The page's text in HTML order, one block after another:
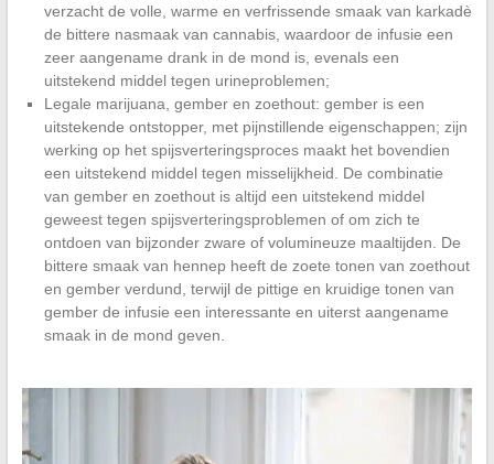
verzacht de volle, warme en verfrissende smaak van karkadè
de bittere nasmaak van cannabis, waardoor de infusie een
zeer aangename drank in de mond is, evenals een
uitstekend middel tegen urineproblemen;
Legale marijuana, gember en zoethout: gember is een
uitstekende ontstopper, met pijnstillende eigenschappen; zijn
werking op het spijsverteringsproces maakt het bovendien
een uitstekend middel tegen misselijkheid. De combinatie
van gember en zoethout is altijd een uitstekend middel
geweest tegen spijsverteringsproblemen of om zich te
ontdoen van bijzonder zware of volumineuze maaltijden. De
bittere smaak van hennep heeft de zoete tonen van zoethout
en gember verdund, terwijl de pittige en kruidige tonen van
gember de infusie een interessante en uiterst aangename
smaak in de mond geven.